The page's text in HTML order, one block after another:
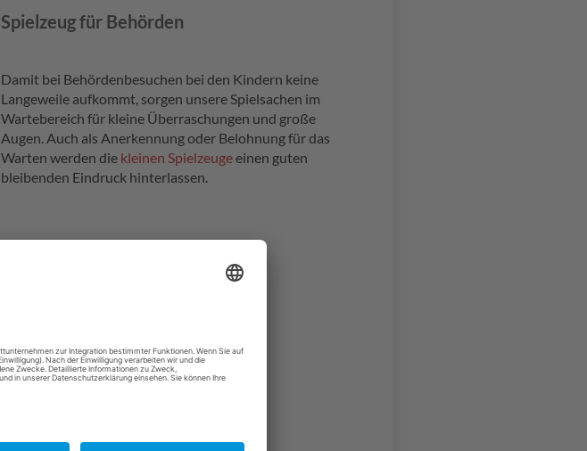
Spielzeug für Behörden
Damit bei Behördenbesuchen bei den Kindern keine
Langeweile aufkommt, sorgen unsere Spielsachen im
Wartebereich für kleine Überraschungen und große
Augen. Auch als Anerkennung oder Belohnung für das
Warten werden die kleinen Spielzeugeeinen guten
bleibenden Eindruck hinterlassen.